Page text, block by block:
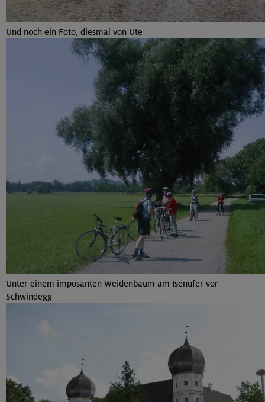
Und noch ein Foto, diesmal von Ute
Unter einem imposanten Weidenbaum am Isenufer vor
Schwindegg